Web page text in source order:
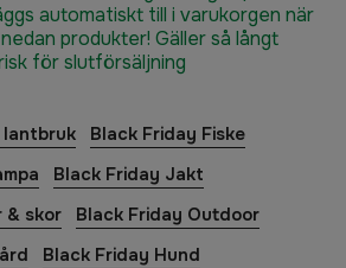
automatiskt till i varukorgen när
produkter! Gäller så långt
för slutförsäljning
lantbruk
Black Friday Fiske
Black Friday Jakt
& skor
Black Friday Outdoor
Black Friday Hund